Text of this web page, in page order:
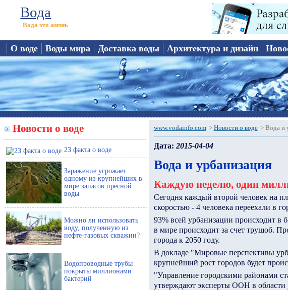
Вода
Вода это жизнь
О воде Воды мира Доставка воды Архитектура и дизайн
Новости о воде
23 факта о воде
Заражение угрожает
одному из крупнейших в
мире запасов пресной
воды
Можно ли использовать
воду, полученную из
нефте-газовых скважин?
Водопроводные трубы
покрыты миллионами
бактерий
www.vodainfo.com > Новости о воде > Вода и
Дата: 2015-04-04
Вода и урбанизация
Каждую неделю, один
Сегодня каждый второй человек на
скоростью - 4 человека переехали в
93% всей урбанизации происходит в
в мире происходит за счет трущоб.
города к 2050 году.
В докладе "Мировые перспективы
крупнейший рост городов будет
"Управление городскими районами
утверждают эксперты ООН в области